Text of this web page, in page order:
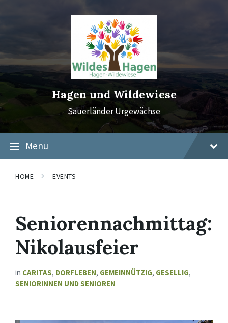
Hagen und Wildewiese
Sauerländer Urgewächse
Menu
HOME EVENTS
Seniorennachmittag:
Nikolausfeier
in CARITAS, DORFLEBEN, GEMEINNÜTZIG, GESELLIG,
SENIORINNEN UND SENIOREN